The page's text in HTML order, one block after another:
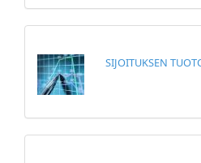
SIJOITUKSEN